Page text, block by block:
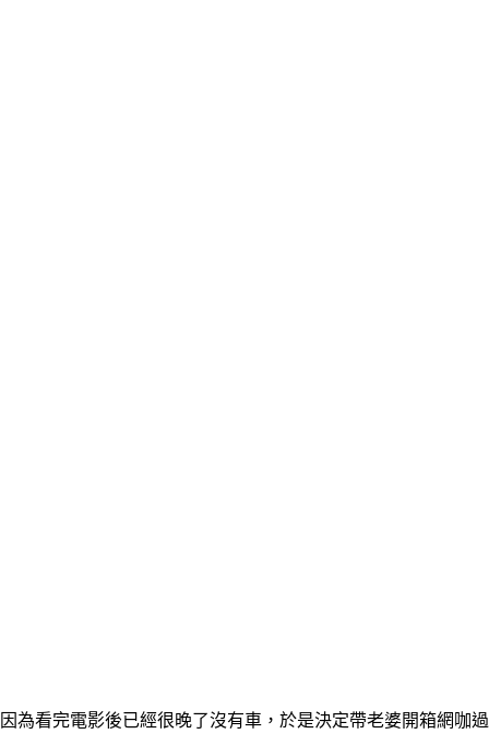
因為看完電影後已經很晚了沒有車，於是決定帶老婆開箱網咖過